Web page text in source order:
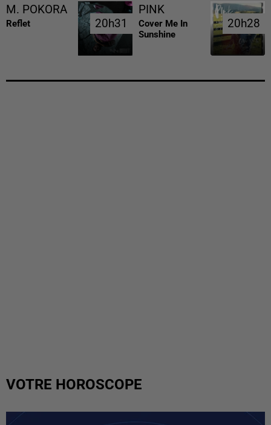
M. POKORA
Reflet 20h31
20h31
PINK
Cover Me In
Sunshine
20h28
20h28
VOTRE HOROSCOPE